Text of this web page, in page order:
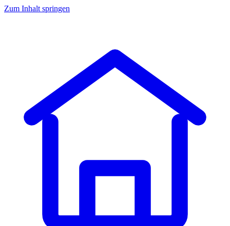
Zum Inhalt springen